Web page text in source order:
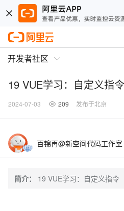
开发者社区
19 VUE学习：自定义指令
2024-07-03 209 发布于北京
百锦再@新空间代码工作室
简介： 19 VUE学习：自定义指令